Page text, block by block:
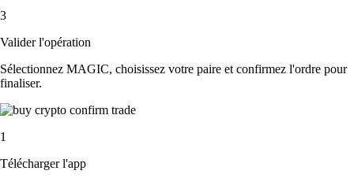
3
Valider l'opération
Sélectionnez MAGIC, choisissez votre paire et confirmez l'ordre pour
finaliser.
1
Télécharger l'app